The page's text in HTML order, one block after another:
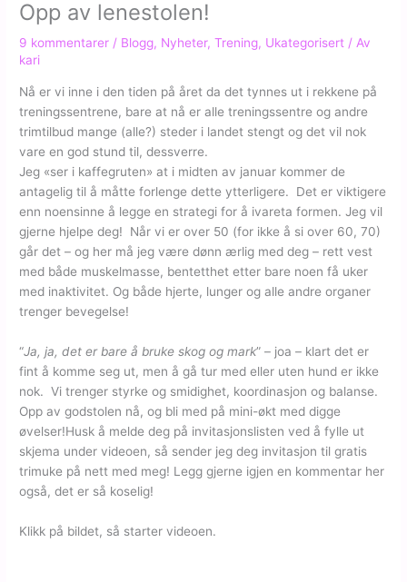
Opp av lenestolen!
9 kommentarer / Blogg, Nyheter,Trening, Ukategorisert / Av
kari
Nå er vi inne i den tiden på året da det tynnes ut i rekkene på
treningssentrene, bare at nå er alle treningssentre og andre
trimtilbud mange (alle?) steder i landet stengt og det vil nok
vare en god stund til, dessverre.
Jeg «ser i kaffegruten» at i midten av januar kommer de
antagelig til å måtte forlenge dette ytterligere. Det er viktigere
enn noensinne å legge en strategi for å ivareta formen. Jeg vil
gjerne hjelpe deg! Når vi er over 50 (for ikke å si over 60, 70)
går det – og her må jeg være dønn ærlig med deg – rett vest
med både muskelmasse, bentetthet etter bare noen få uker
med inaktivitet. Og både hjerte, lunger og alle andre organer
trenger bevegelse!
“Ja, ja, det er bare å bruke skog og mark” – joa – klart det er
fint å komme seg ut, men å gå tur med eller uten hund er ikke
nok.Vi trenger styrke og smidighet, koordinasjon og balanse.
Opp av godstolen nå, og bli med på mini-økt med digge
øvelser!Husk å melde deg på invitasjonslisten ved å fylle ut
skjema under videoen, så sender jeg deg invitasjon til gratis
trimuke på nett med meg! Legg gjerne igjen en kommentar her
også, det er så koselig!
Klikk på bildet, så starter videoen.